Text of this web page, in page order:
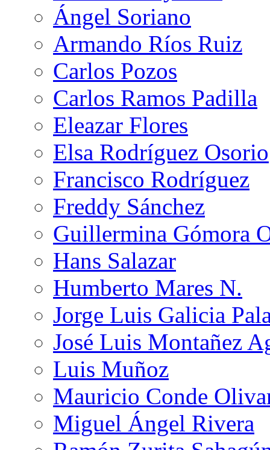
Ángel Soriano
Armando Ríos Ruiz
Carlos Pozos
Carlos Ramos Padilla
Eleazar Flores
Elsa Rodríguez Osorio
Francisco Rodríguez
Freddy Sánchez
Guillermina Gómora
Hans Salazar
Humberto Mares N.
Jorge Luis Galicia
José Luis Montañez
Luis Muñoz
Mauricio Conde
Miguel Ángel Rivera